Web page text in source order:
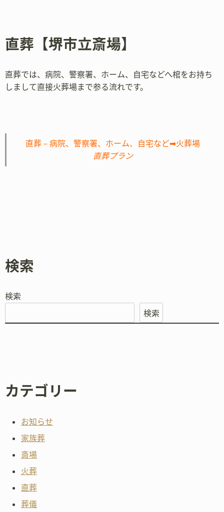
直葬【堺市立斎場】
直葬では、病院、警察署、ホーム、自宅などへ棺をお持ち
しまして直接火葬場まで参る流れです。
直葬－病院、警察署、ホーム、自宅など➡火葬場
直葬プラン
検索
検索
検索
カテゴリー
お知らせ
家族葬
斎場
火葬
直葬
葬儀